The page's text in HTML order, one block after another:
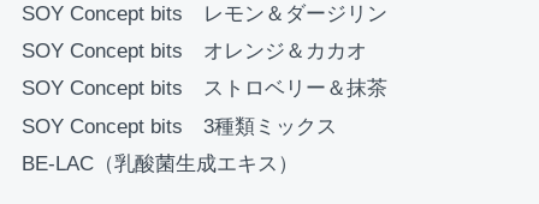
SOY Concept bits レモン＆ダージリン
SOY Concept bits オレンジ＆カカオ
SOY Concept bits ストロベリー＆抹茶
SOY Concept bits 3種類ミックス
BE-LAC（乳酸菌生成エキス）